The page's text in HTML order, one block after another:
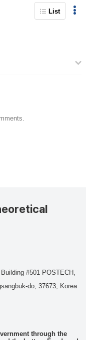
List
#501 POSTECH,
do, 37673, Korea
through the